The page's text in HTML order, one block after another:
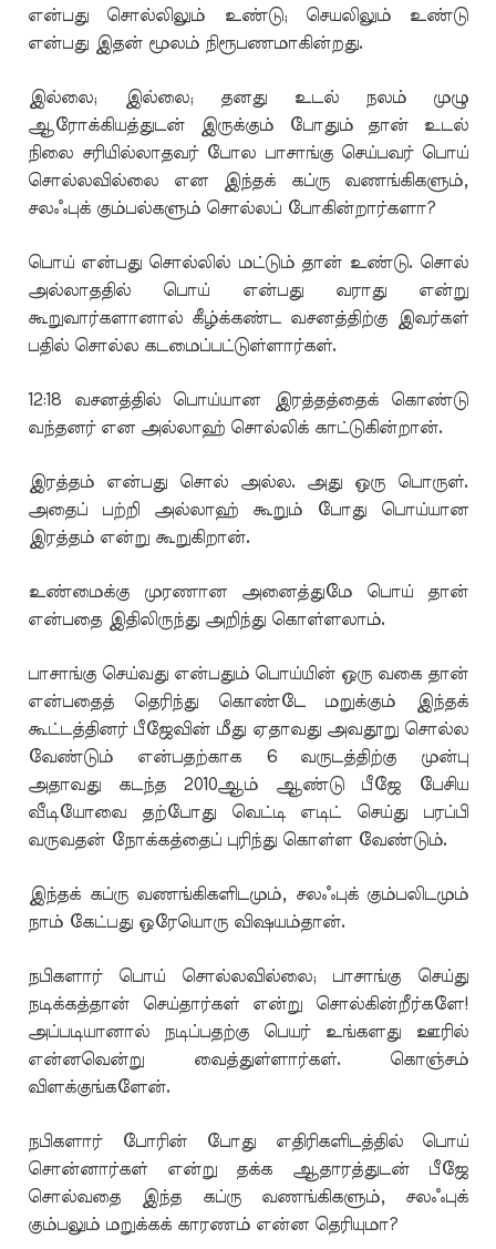
என்பது சொல்லிலும் உண்டு; செயலிலும் உண்டு
என்பது இதன் மூலம் நிரூபணமாகின்றது.
இல்லை; இல்லை; தனது உடல் நலம் முழு
ஆரோக்கியத்துடன் இருக்கும் போதும் தான் உடல்
நிலை சரியில்லாதவர் போல பாசாங்கு செய்பவர் பொய்
சொல்லவில்லை என இந்தக் கப்ரு வணங்கிகளும்,
சலஃபுக் கும்பல்களும் சொல்லப் போகின்றார்களா?
பொய் என்பது சொல்லில் மட்டும் தான் உண்டு. சொல்
அல்லாததில் பொய் என்பது வராது என்று
கூறுவார்களானால் கீழ்க்கண்ட வசனத்திற்கு இவர்கள்
பதில் சொல்ல கடமைப்பட்டுள்ளார்கள்.
12:18 வசனத்தில் பொய்யான இரத்தத்தைக் கொண்டு
வந்தனர் என அல்லாஹ் சொல்லிக் காட்டுகின்றான்.
இரத்தம் என்பது சொல் அல்ல. அது ஒரு பொருள்.
அதைப் பற்றி அல்லாஹ் கூறும் போது பொய்யான
இரத்தம் என்று கூறுகிறான்.
உண்மைக்கு முரணான அனைத்துமே பொய் தான்
என்பதை இதிலிருந்து அறிந்து கொள்ளலாம்.
பாசாங்கு செய்வது என்பதும் பொய்யின் ஒரு வகை தான்
என்பதைத் தெரிந்து கொண்டே மறுக்கும் இந்தக்
கூட்டத்தினர் பீஜேவின் மீது ஏதாவது அவதூறு சொல்ல
வேண்டும் என்பதற்காக 6 வருடத்திற்கு முன்பு
அதாவது கடந்த 2010ஆம் ஆண்டு பீஜே பேசிய
வீடியோவை தற்போது வெட்டி எடிட் செய்து பரப்பி
வருவதன் நோக்கத்தைப் புரிந்து கொள்ள வேண்டும்.
இந்தக் கப்ரு வணங்கிகளிடமும், சலஃபுக் கும்பலிடமும்
நாம் கேட்பது ஒரேயொரு விஷயம்தான்.
நபிகளார் பொய் சொல்லவில்லை; பாசாங்கு செய்து
நடிக்கத்தான் செய்தார்கள் என்று சொல்கின்றீர்களே!
அப்படியானால் நடிப்பதற்கு பெயர் உங்களது ஊரில்
என்னவென்று வைத்துள்ளார்கள். கொஞ்சம்
விளக்குங்களேன்.
நபிகளார் போரின் போது எதிரிகளிடத்தில் பொய்
சொன்னார்கள் என்று தக்க ஆதாரத்துடன் பீஜே
சொல்வதை இந்த கப்ரு வணங்கிகளும், சலஃபுக்
கும்பலும் மறுக்கக் காரணம் என்ன தெரியுமா?